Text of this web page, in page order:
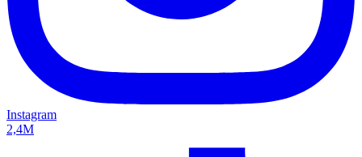
Instagram
2,4M